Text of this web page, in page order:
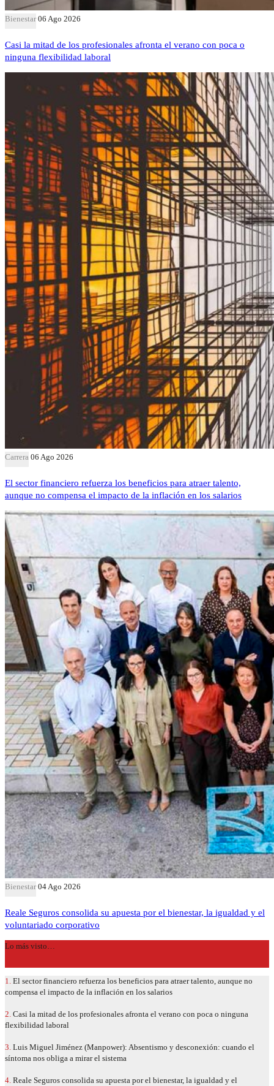
Bienestar 06 Ago 2026
Casi la mitad de los profesionales afronta el verano con poca o
ninguna flexibilidad laboral
Carrera 06 Ago 2026
El sector financiero refuerza los beneficios para atraer talento,
aunque no compensa el impacto de la inflación en los salarios
Bienestar 04 Ago 2026
Reale Seguros consolida su apuesta por el bienestar, la igualdad y el
voluntariado corporativo
Lo más visto…
1. El sector financiero refuerza los beneficios para atraer talento, aunque no
compensa el impacto de la inflación en los salarios
2. Casi la mitad de los profesionales afronta el verano con poca o ninguna
flexibilidad laboral
3. Luis Miguel Jiménez (Manpower): Absentismo y desconexión: cuando el
síntoma nos obliga a mirar el sistema
4. Reale Seguros consolida su apuesta por el bienestar, la igualdad y el